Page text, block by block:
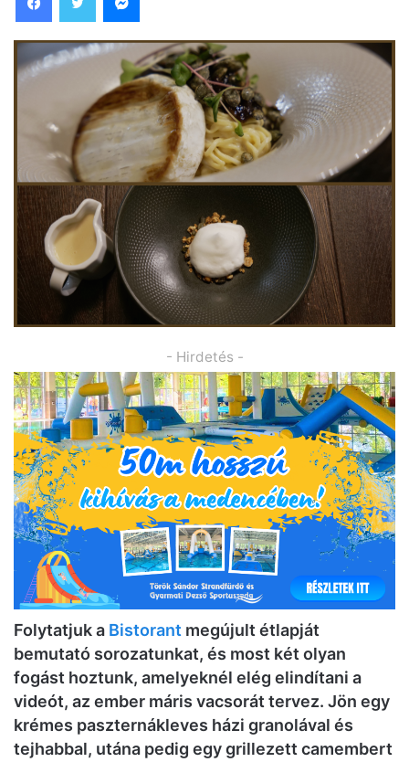
- Hirdetés -
Folytatjuk a Bistorant megújult étlapját
bemutató sorozatunkat, és most két olyan
fogást hoztunk, amelyeknél elég elindítani a
videót, az ember máris vacsorát tervez. Jön egy
krémes paszternákleves házi granolával és
tejhabbal, utána pedig egy grillezett camembert